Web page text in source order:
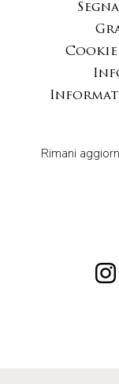
Rimani